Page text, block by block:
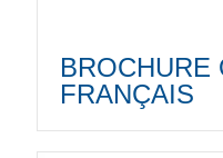
FRANÇAIS